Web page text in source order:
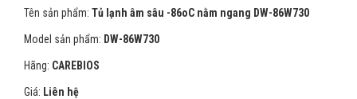
Tên sản phẩm: Tủ lạnh âm sâu -86oC nằm ngang DW-86W730
Model sản phẩm: DW-86W730
Hãng: CAREBIOS
Giá: Liên hệ